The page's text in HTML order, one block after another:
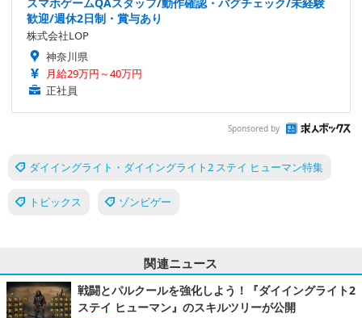
歓迎/週休2日制・賞与あり
株式会社LOP
神奈川県
月給29万円～40万円
正社員
Sponsored by
ダイイングライト・ダイイングライト2 ステイ ヒューマン特集
トピックス ゾンビゲー
関連ニュース
戦闘とパルクールを強化しよう！『ダイイングライト2
ステイ ヒューマン』のスキルツリーが公開